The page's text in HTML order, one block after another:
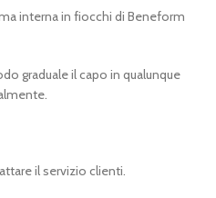
interna in fiocchi di Beneform
graduale il capo in qualunque
il servizio clienti.